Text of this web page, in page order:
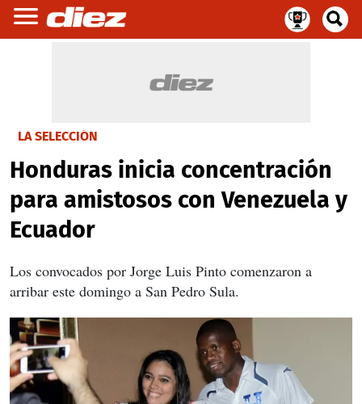
LA SELECCIÓN
Honduras inicia concentración
para amistosos con Venezuela y
Ecuador
Los convocados por Jorge Luis Pinto comenzaron a
arribar este domingo a San Pedro Sula.